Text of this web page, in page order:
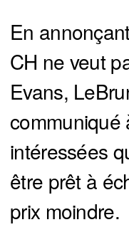
En
CH ne veut
Evans,
communiqué
intéressées
être prêt à
prix moindre.